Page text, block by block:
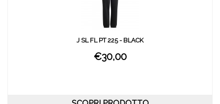
J SL FL PT 225 - BLACK
€30,00